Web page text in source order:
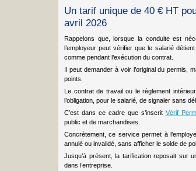
Un tarif unique de 40 € HT
avril 2026
Rappelons que, lorsque la conduite est
l’employeur peut vérifier que le salarié
comme pendant l’exécution du contrat.
Il peut demander à voir l’original du permis,
points.
Le contrat de travail ou le règlement
l’obligation, pour le salarié, de signaler sans
C’est dans ce cadre que s’inscrit Vérif
public et de marchandises.
Concrètement, ce service permet à
annulé ou invalidé, sans afficher le solde de
Jusqu’à présent, la tarification reposait sur
dans l’entreprise.